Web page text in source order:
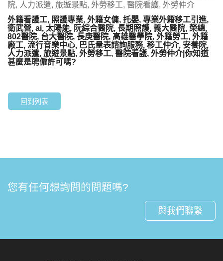
院, 人力派遣, 旅遊景點, 外勞移工, 醫院看護, 外勞仲介
外籍看護工, 照護專業, 外籍女傭, 托嬰, 專業外籍移工引進,
衛武營, ai, 太陽能, 阮綜合醫院, 長期照護, 義大醫院, 榮總,
802醫院, 台大醫院, 長庚醫院, 高雄醫學院, 外籍勞工, 外籍
廠工, 流行音樂中心, 巴氏量表諮詢服務, 移工仲介, 安養院,
人力派遣, 旅遊景點, 外勞移工, 醫院看護, 外勞仲介|你知道
甚麼是聘僱許可嗎?
回到列表
您有任何想詢問的問題嗎?
與我們聯繫